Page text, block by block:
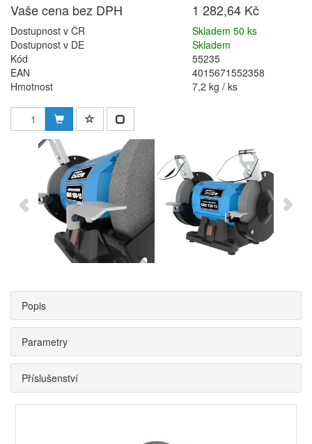
Vaše cena bez DPH
1 282,64 Kč
Dostupnost v ČR
Skladem 50 ks
Dostupnost v DE
Skladem
Kód
55235
EAN
4015671552358
Hmotnost
7,2 kg / ks
Popis
Parametry
Příslušenství